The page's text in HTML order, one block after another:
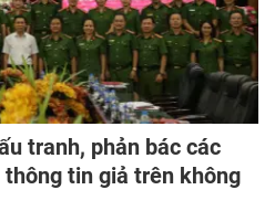
tranh, phản bác các
tin giả trên không